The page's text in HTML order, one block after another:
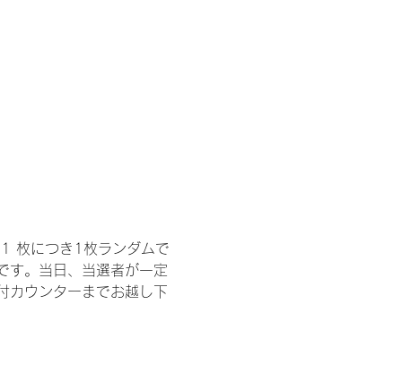
枚につき1枚ランダムで
す。当日、当選者が一定
カウンターまでお越し下